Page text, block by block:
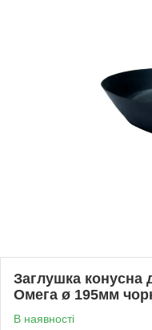
Заглушка конусна
Омега ø 195мм
В наявності